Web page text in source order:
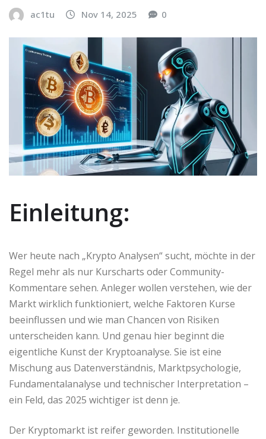
ac1tu Nov 14, 2025 0
Einleitung:
Wer heute nach „Krypto Analysen“ sucht, möchte in der
Regel mehr als nur Kurscharts oder Community-
Kommentare sehen. Anleger wollen verstehen, wie der
Markt wirklich funktioniert, welche Faktoren Kurse
beeinflussen und wie man Chancen von Risiken
unterscheiden kann. Und genau hier beginnt die
eigentliche Kunst der Kryptoanalyse. Sie ist eine
Mischung aus Datenverständnis, Marktpsychologie,
Fundamentalanalyse und technischer Interpretation –
ein Feld, das 2025 wichtiger ist denn je.
Der Kryptomarkt ist reifer geworden. Institutionelle